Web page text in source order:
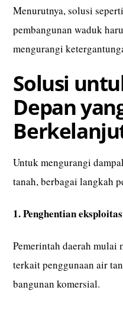
Menurutnya, solusi
pembangunan waduk
mengurangi
Solusi
Depan
Untuk mengurangi
tanah, berbagai langkah
1. Penghentian
Pemerintah daerah mulai
terkait penggunaan air
bangunan komersial.